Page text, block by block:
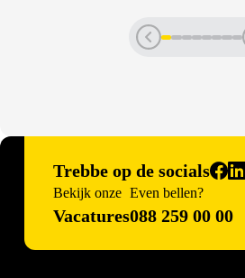
Trebbe op de socials
Bekijk onze
Vacatures
Even bellen?
088 259 00 00